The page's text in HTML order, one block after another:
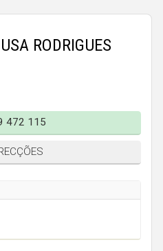
RODRIGUES
472 115